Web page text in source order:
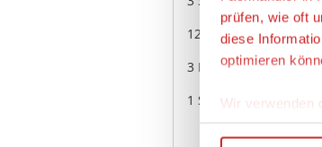
12 Schurken-Chips
3 Fähigkeitskarten
1 Spielanleitung